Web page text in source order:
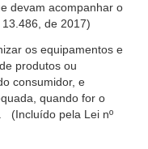
devam acompanhar o
de 2017)
os equipamentos e
produtos ou
consumidor, e
quando for o
(Incluído pela Lei nº